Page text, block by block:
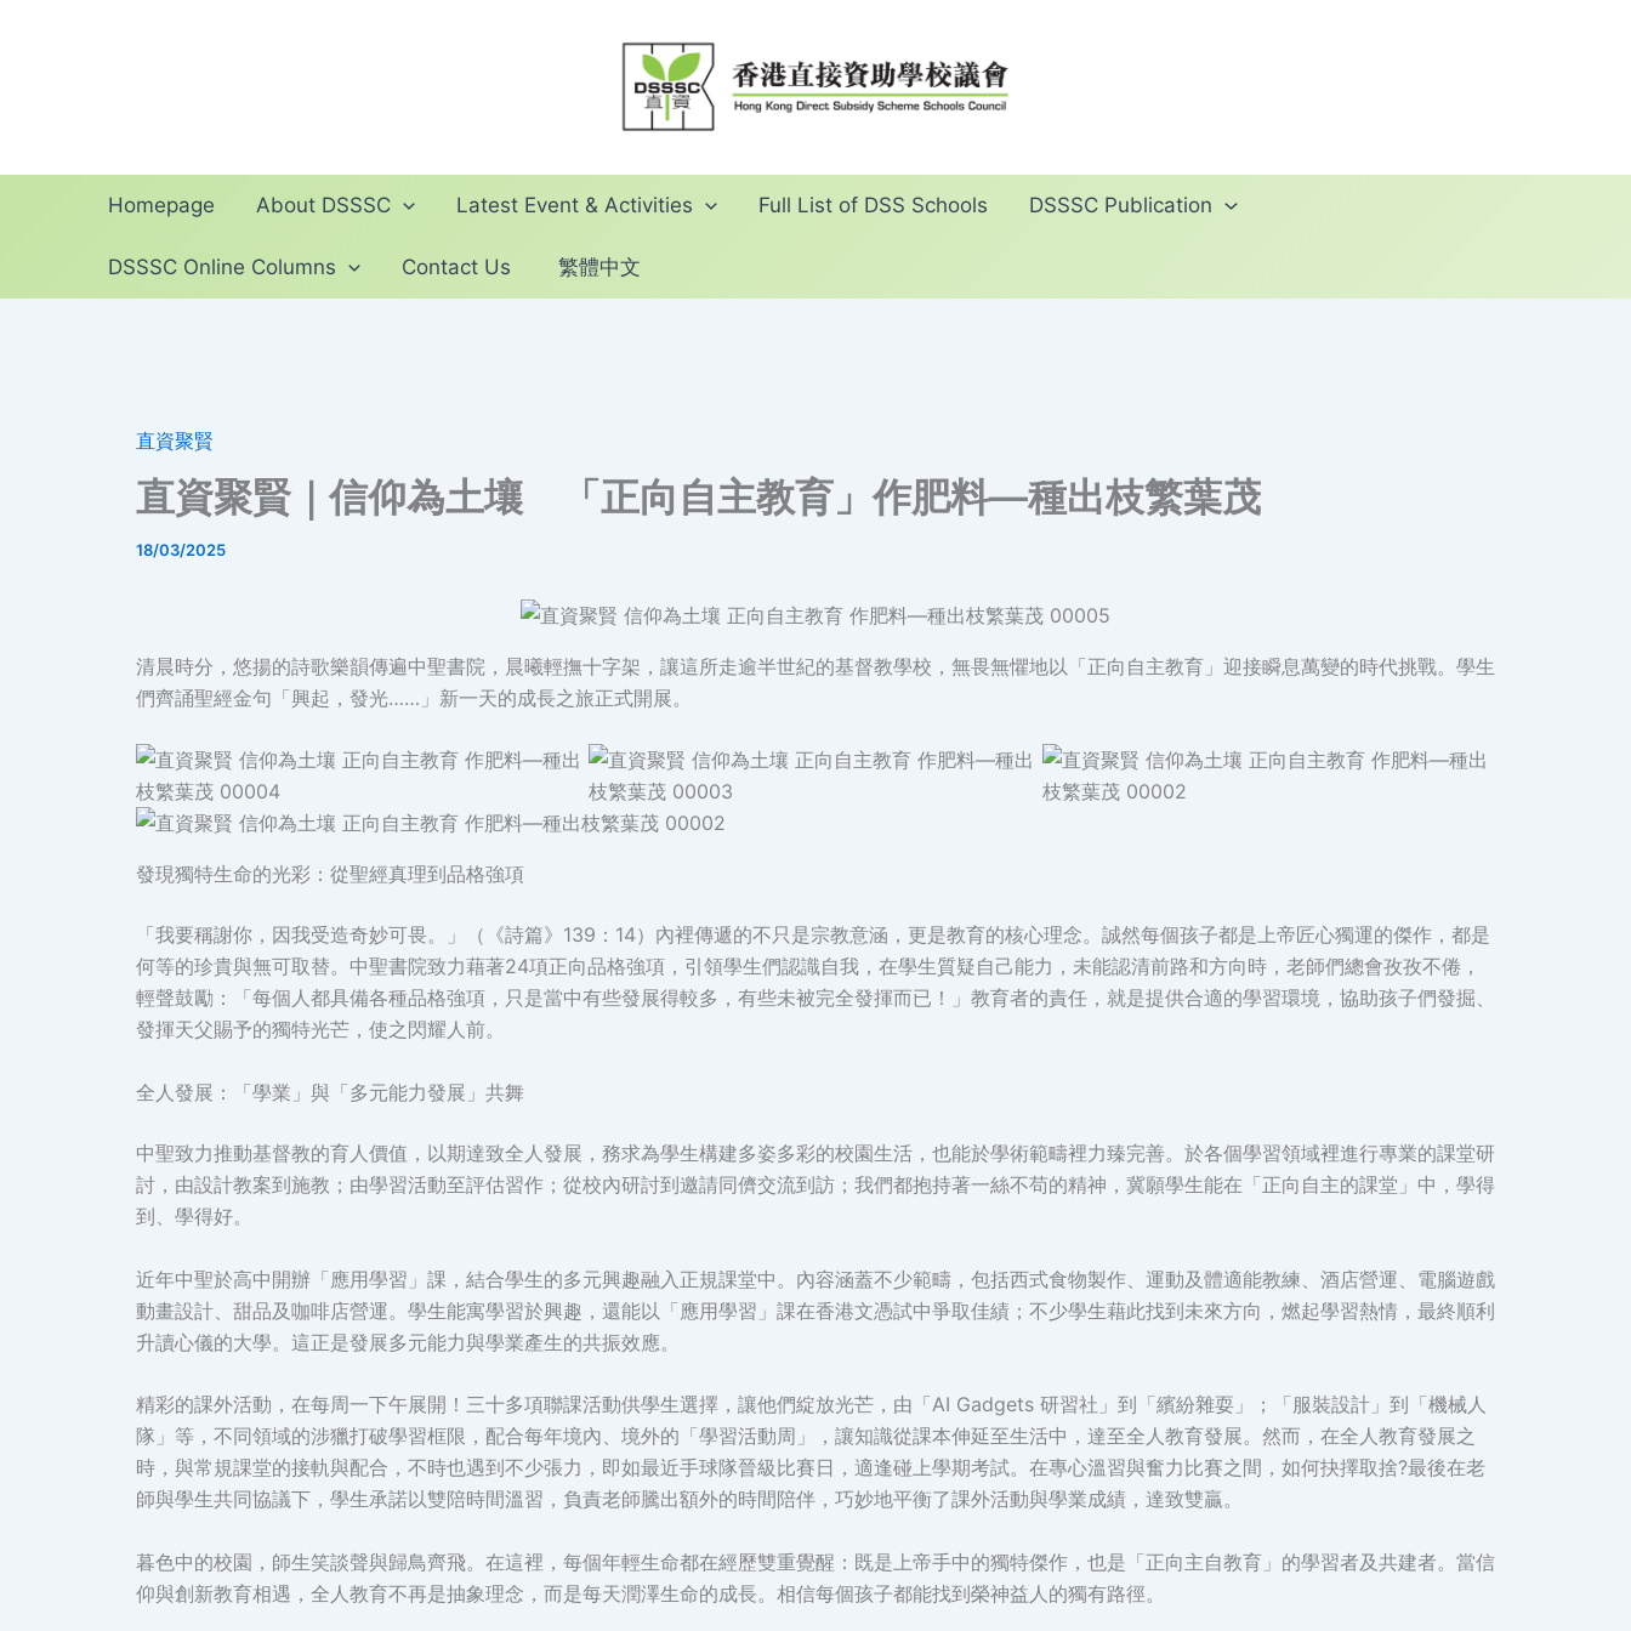
Homepage About DSSSC Latest Event & Activities Full List of DSS Schools DSSSC Publication
DSSSC Online Columns Contact Us 繁體中文
直資聚賢
直資聚賢｜信仰為土壤 「正向自主教育」作肥料—種出枝繁葉茂
18/03/2025
清晨時分，悠揚的詩歌樂韻傳遍中聖書院，晨曦輕撫十字架，讓這所走逾半世紀的基督教學校，無畏無懼地以「正向自主教育」迎接瞬息萬變的時代挑戰。學生
們齊誦聖經金句「興起，發光……」新一天的成長之旅正式開展。
發現獨特生命的光彩：從聖經真理到品格強項
「我要稱謝你，因我受造奇妙可畏。」（《詩篇》139：14）內裡傳遞的不只是宗教意涵，更是教育的核心理念。誠然每個孩子都是上帝匠心獨運的傑作，都是
何等的珍貴與無可取替。中聖書院致力藉著24項正向品格強項，引領學生們認識自我，在學生質疑自己能力，未能認清前路和方向時，老師們總會孜孜不倦，
輕聲鼓勵：「每個人都具備各種品格強項，只是當中有些發展得較多，有些未被完全發揮而已！」教育者的責任，就是提供合適的學習環境，協助孩子們發掘、
發揮天父賜予的獨特光芒，使之閃耀人前。
全人發展：「學業」與「多元能力發展」共舞
中聖致力推動基督教的育人價值，以期達致全人發展，務求為學生構建多姿多彩的校園生活，也能於學術範疇裡力臻完善。於各個學習領域裡進行專業的課堂研
討，由設計教案到施教；由學習活動至評估習作；從校內研討到邀請同儕交流到訪；我們都抱持著一絲不苟的精神，冀願學生能在「正向自主的課堂」中，學得
到、學得好。
近年中聖於高中開辦「應用學習」課，結合學生的多元興趣融入正規課堂中。內容涵蓋不少範疇，包括西式食物製作、運動及體適能教練、酒店營運、電腦遊戲
動畫設計、甜品及咖啡店營運。學生能寓學習於興趣，還能以「應用學習」課在香港文憑試中爭取佳績；不少學生藉此找到未來方向，燃起學習熱情，最終順利
升讀心儀的大學。這正是發展多元能力與學業產生的共振效應。
精彩的課外活動，在每周一下午展開！三十多項聯課活動供學生選擇，讓他們綻放光芒，由「AI Gadgets 研習社」到「繽紛雜耍」；「服裝設計」到「機械人
隊」等，不同領域的涉獵打破學習框限，配合每年境內、境外的「學習活動周」，讓知識從課本伸延至生活中，達至全人教育發展。然而，在全人教育發展之
時，與常規課堂的接軌與配合，不時也遇到不少張力，即如最近手球隊晉級比賽日，適逢碰上學期考試。在專心溫習與奮力比賽之間，如何抉擇取捨?最後在老
師與學生共同協議下，學生承諾以雙陪時間溫習，負責老師騰出額外的時間陪伴，巧妙地平衡了課外活動與學業成績，達致雙贏。
暮色中的校園，師生笑談聲與歸鳥齊飛。在這裡，每個年輕生命都在經歷雙重覺醒：既是上帝手中的獨特傑作，也是「正向主自教育」的學習者及共建者。當信
仰與創新教育相遇，全人教育不再是抽象理念，而是每天潤澤生命的成長。相信每個孩子都能找到榮神益人的獨有路徑。